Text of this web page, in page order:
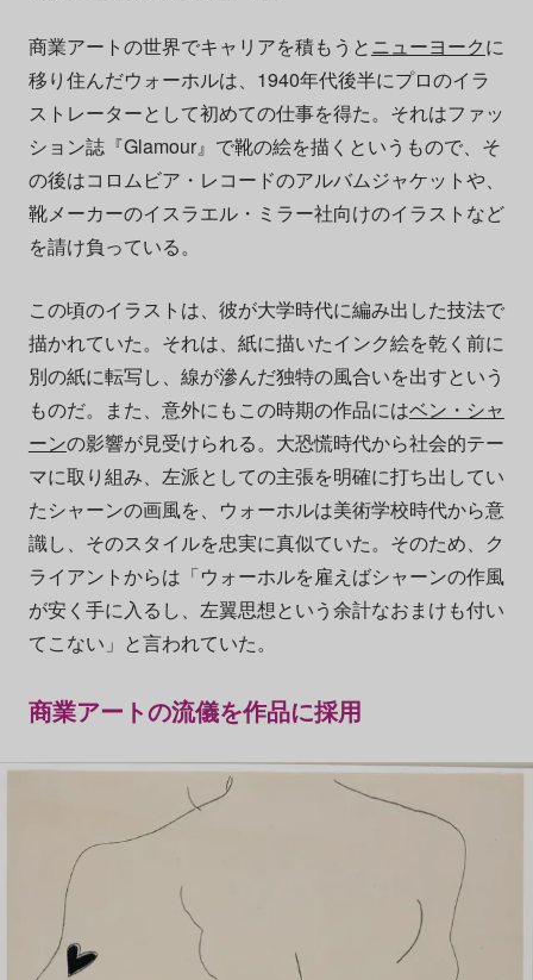
商業アートの世界でキャリアを積もうとニューヨークに
移り住んだウォーホルは、1940年代後半にプロのイラ
ストレーターとして初めての仕事を得た。それはファッ
ション誌『Glamour』で靴の絵を描くというもので、そ
の後はコロムビア・レコードのアルバムジャケットや、
靴メーカーのイスラエル・ミラー社向けのイラストなど
を請け負っている。
この頃のイラストは、彼が大学時代に編み出した技法で
描かれていた。それは、紙に描いたインク絵を乾く前に
別の紙に転写し、線が滲んだ独特の風合いを出すという
ものだ。また、意外にもこの時期の作品にはベン・シャ
ーンの影響が見受けられる。大恐慌時代から社会的テー
マに取り組み、左派としての主張を明確に打ち出してい
たシャーンの画風を、ウォーホルは美術学校時代から意
識し、そのスタイルを忠実に真似ていた。そのため、ク
ライアントからは「ウォーホルを雇えばシャーンの作風
が安く手に入るし、左翼思想という余計なおまけも付い
てこない」と言われていた。
商業アートの流儀を作品に採用